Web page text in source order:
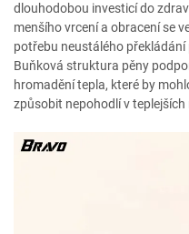
dlouhodobou investicí do
menšího vrcení a obracení se
potřebu neustálého
Buňková struktura pěny
hromadění tepla, které by
způsobit nepohodlí v teplejších